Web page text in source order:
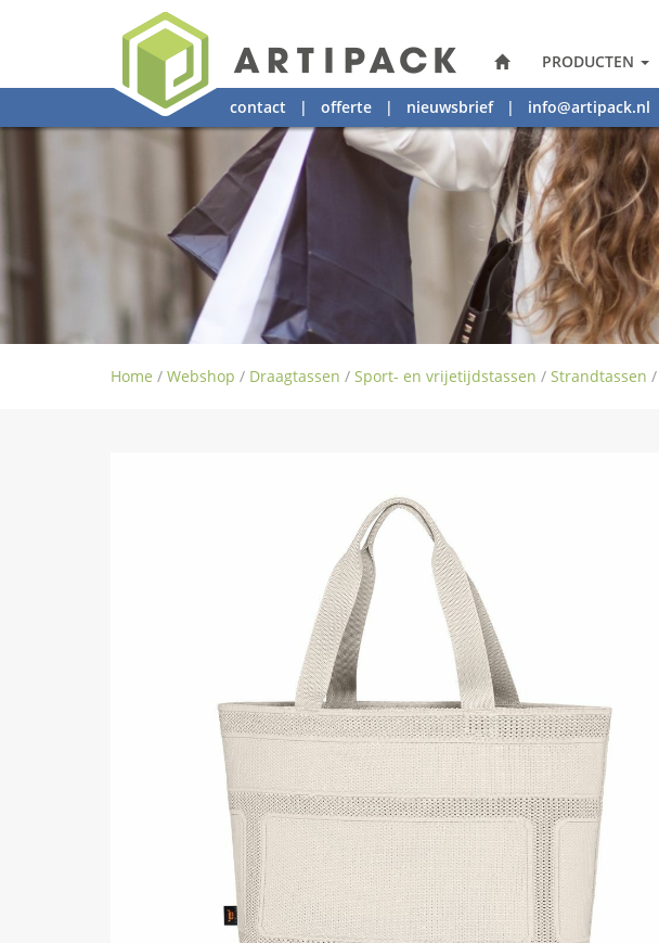
PRODUCTEN
contact | offerte | nieuwsbrief| info@artipack.nl
Home / Webshop / Draagtassen / Sport- en vrijetijdstassen / Strandtassen /